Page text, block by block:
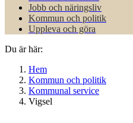
Jobb och näringsliv
Kommun och politik
Uppleva och göra
Du är här:
Hem
Kommun och politik
Kommunal service
Vigsel